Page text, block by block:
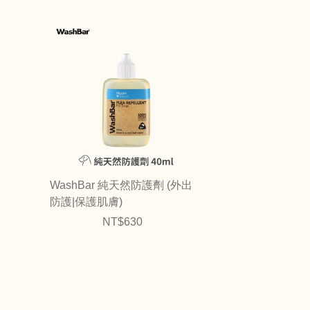
WashBar 純天然防護劑 (外出
防護|保護肌膚)
NT$630